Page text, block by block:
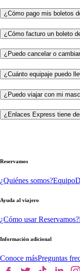
¿Cómo pago mis boletos
¿Cómo facturo un boleto
¿Puedo cancelar o
¿Cuánto equipaje puedo
¿Puedo viajar con mi
¿Enlaces Express tiene
Reservamos
¿Quiénes somos?Equipo
Ayuda al viajero
¿Cómo usar Reservamos?
Información adicional
Conoce másPreguntas